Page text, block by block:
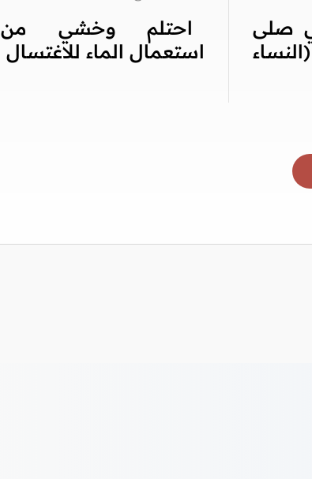
صلى
احتلم وخشي من
استعمال الماء للاغتسال